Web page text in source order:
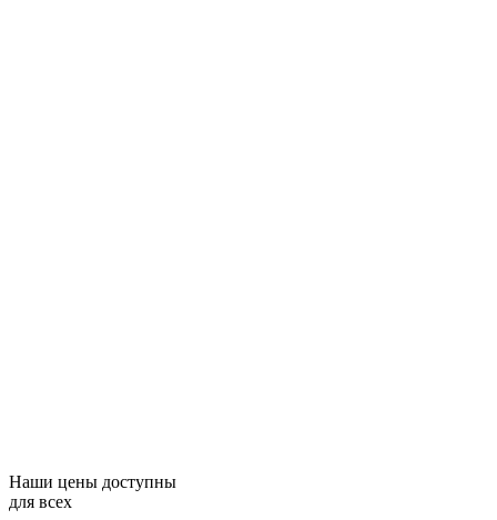
Наши цены доступны
для всех